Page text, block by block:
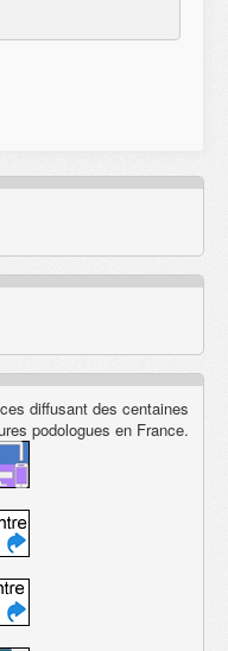
diffusant des centaines
podologues en France.